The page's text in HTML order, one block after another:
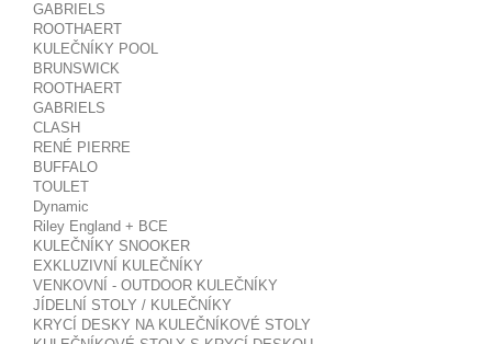
GABRIELS
ROOTHAERT
KULEČNÍKY POOL
BRUNSWICK
ROOTHAERT
GABRIELS
CLASH
RENÉ PIERRE
BUFFALO
TOULET
Dynamic
Riley England + BCE
KULEČNÍKY SNOOKER
EXKLUZIVNÍ KULEČNÍKY
VENKOVNÍ - OUTDOOR KULEČNÍKY
JÍDELNÍ STOLY / KULEČNÍKY
KRYCÍ DESKY NA KULEČNÍKOVÉ STOLY